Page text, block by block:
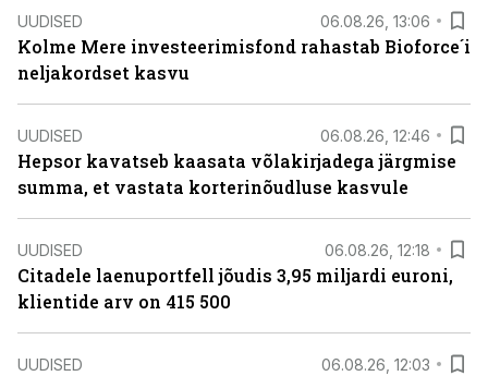
UUDISED 06.08.26, 13:06
Kolme Mere investeerimisfond rahastab Bioforce´i
neljakordset kasvu
UUDISED 06.08.26, 12:46
Hepsor kavatseb kaasata võlakirjadega järgmise
summa, et vastata korterinõudluse kasvule
UUDISED 06.08.26, 12:18
Citadele laenuportfell jõudis 3,95 miljardi euroni,
klientide arv on 415 500
UUDISED 06.08.26, 12:03